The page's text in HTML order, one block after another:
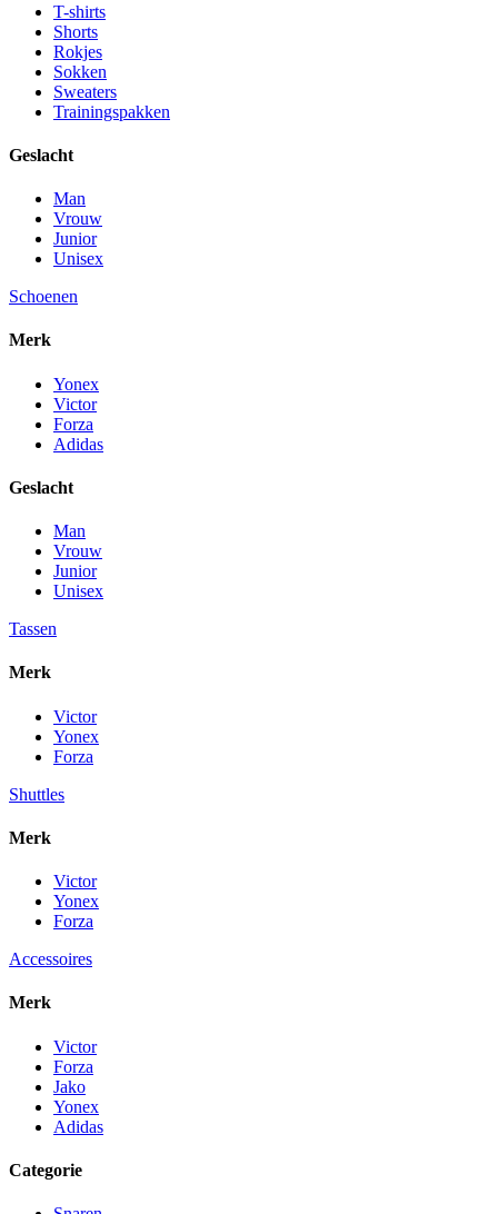
T-shirts
Shorts
Rokjes
Sokken
Sweaters
Trainingspakken
Geslacht
Man
Vrouw
Junior
Unisex
Schoenen
Merk
Yonex
Victor
Forza
Adidas
Geslacht
Man
Vrouw
Junior
Unisex
Tassen
Merk
Victor
Yonex
Forza
Shuttles
Merk
Victor
Yonex
Forza
Accessoires
Merk
Victor
Forza
Jako
Yonex
Adidas
Categorie